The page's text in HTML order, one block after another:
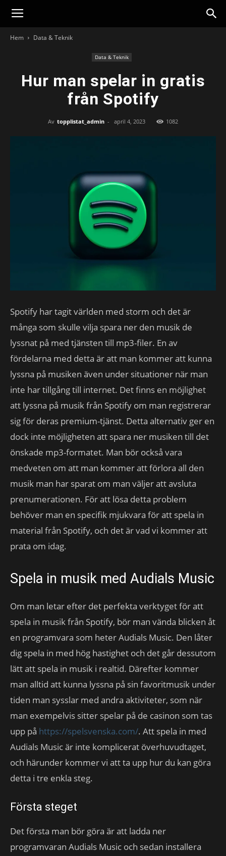
Hem Data & Teknik
Data & Teknik
Hur man spelar in gratis
från Spotify
Av topplistat_admin - april 4, 2023 1082
Spotify har tagit världen med storm och det är
många som skulle vilja spara ner den musik de
lyssnat på med tjänsten till mp3-filer. En av
fördelarna med detta är att man kommer att kunna
lyssna på musiken även under situationer när man
inte har tillgång till internet. Det finns en möjlighet
att lyssna på musik från Spotify om man registrerar
sig för deras premium-tjänst. Detta alternativ ger en
dock inte möjligheten att spara ner musiken till det
önskade mp3-formatet. Man bör också vara
medveten om att man kommer att förlora all den
musik man har sparat om man väljer att avsluta
prenumerationen. För att lösa detta problem
behöver man en specifik mjukvara för att spela in
material från Spotify, och det är vad vi kommer att
prata om idag.
Spela in musik med Audials Music
Om man letar efter det perfekta verktyget för att
spela in musik från Spotify, bör man vända blicken åt
en programvara som heter Audials Music. Den låter
dig spela in med hög hastighet och det går dessutom
lätt att spela in musik i realtid. Därefter kommer
man alltid att kunna lyssna på sin favoritmusik under
tiden man sysslar med andra aktiviteter, som när
man exempelvis sitter spelar på de casinon som tas
upp på https://spelsvenska.com/. Att spela in med
Audials Music är inte komplicerat överhuvudtaget,
och härunder kommer vi att ta upp hur du kan göra
detta i tre enkla steg.
Första steget
Det första man bör göra är att ladda ner
programvaran Audials Music och sedan installera